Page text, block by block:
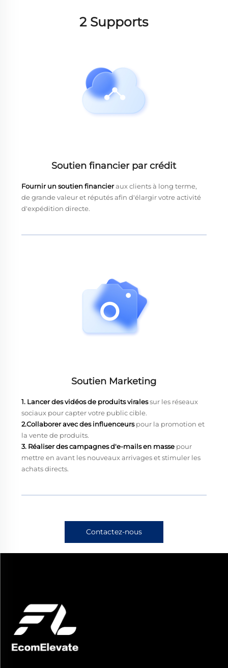
2 Supports
Soutien financier par crédit
Fournir un soutien financieraux clients à long terme,
de grande valeur et réputés afin d'élargir votre activité
d'expédition directe.
Soutien Marketing
1. Lancer des vidéos de produits viralessur les réseaux
sociaux pour capter votre public cible.
2.Collaborer avec des influenceurspour la promotion et
la vente de produits.
3. Réaliser des campagnes d'e-mails en masse pour
mettre en avant les nouveaux arrivages et stimuler les
achats directs.
Contactez-nous